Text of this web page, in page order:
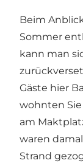
Beim
Sommer
kann man
Gäste hier
wohnten
am
waren
Strand